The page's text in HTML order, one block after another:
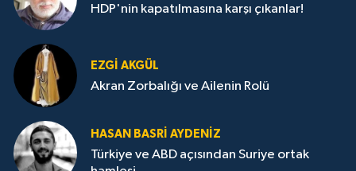
HDP'nin kapatılmasına karşı çıkanlar!
EZGI AKGÜL
Akran Zorbalığı ve Ailenin Rolü
HASAN BASRI AYDENIZ
Türkiye ve ABD açısından Suriye ortak